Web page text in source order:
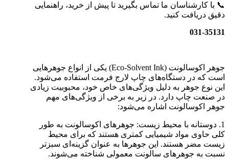
📞 با کارشناسان ما تماس بگیرید تا پیش از خرید، راهنمایی
دقیق دریافت کنید.
031-35131
جوهر اکوسالونت (Eco-Solvent Ink) یکی از انواع جوهرهایی
است که در دستگاه‌های چاپ لارج فرمت استفاده می‌شود.
این نوع جوهر به دلیل ویژگی‌های خاص خود، محبوبیت زیادی
در صنعت چاپ دارد. در زیر به برخی از ویژگی‌های مهم
جوهر اکوسالونت اشاره می‌شود:
1. دوستانه با محیط زیست: جوهرهای اکوسالونت به طور
کلی حاوی مواد شیمیایی کمتری هستند که برای محیط
زیست مضر هستند. این جوهرها به عنوان گزینه‌ای سبزتر
نسبت به جوهرهای سالونت معمولی شناخته می‌شوند.